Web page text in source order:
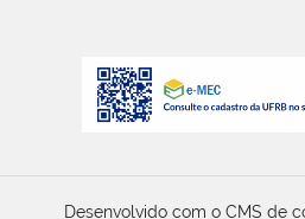
Desenvolvido com o CMS de